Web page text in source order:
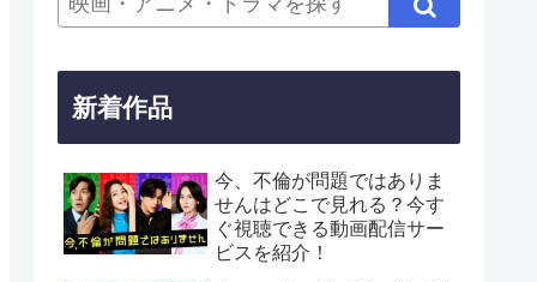
新着作品
今、不倫が問題ではありま
せんはどこで見れる？今す
ぐ視聴できる動画配信サー
ビスを紹介！